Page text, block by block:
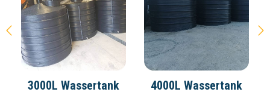
3000L Wassertank 4000L Wassertank